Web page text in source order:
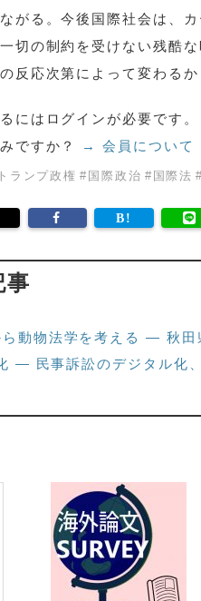
がる。今後国際社会は、
切の制約を受けない残酷
反応次第によって変わるか
にはログインが必要です。
ですか？
→ 会員について
トランプ政権 # 国際政治 # 国際法
事
動物法学を考える — 秋田
— 民事訴訟のデジタル化